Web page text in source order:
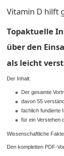
Vitamin D hilft
Topaktuelle
über den
als leicht
Der Inhalt:
Der gesamte
davon 55
fachlich fundierte
für ein Verstehen
Wissenschaftliche
Den kompletten PDF-